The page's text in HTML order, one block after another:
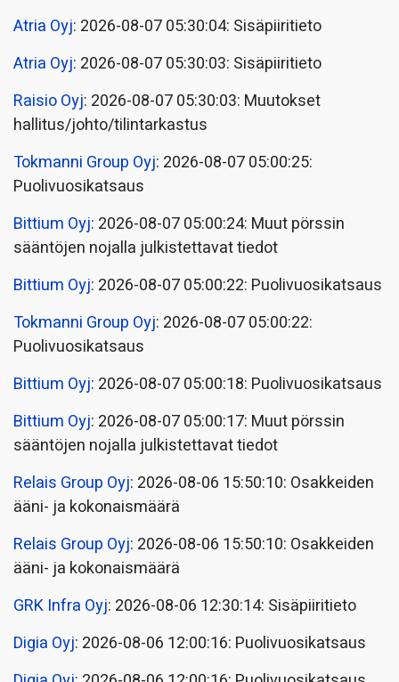
Atria Oyj: 2026-08-07 05:30:04: Sisäpiiritieto
Atria Oyj: 2026-08-07 05:30:03: Sisäpiiritieto
Raisio Oyj: 2026-08-07 05:30:03: Muutokset
hallitus/johto/tilintarkastus
Tokmanni Group Oyj: 2026-08-07 05:00:25:
Puolivuosikatsaus
Bittium Oyj: 2026-08-07 05:00:24: Muut pörssin
sääntöjen nojalla julkistettavat tiedot
Bittium Oyj: 2026-08-07 05:00:22: Puolivuosikatsaus
Tokmanni Group Oyj: 2026-08-07 05:00:22:
Puolivuosikatsaus
Bittium Oyj: 2026-08-07 05:00:18: Puolivuosikatsaus
Bittium Oyj: 2026-08-07 05:00:17: Muut pörssin
sääntöjen nojalla julkistettavat tiedot
Relais Group Oyj: 2026-08-06 15:50:10: Osakkeiden
ääni- ja kokonaismäärä
Relais Group Oyj: 2026-08-06 15:50:10: Osakkeiden
ääni- ja kokonaismäärä
GRK Infra Oyj: 2026-08-06 12:30:14: Sisäpiiritieto
Digia Oyj: 2026-08-06 12:00:16: Puolivuosikatsaus